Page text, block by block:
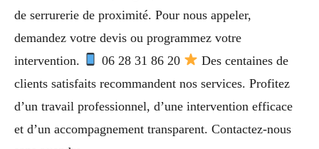
de serrurerie de proximité. Pour nous appeler,
demandez votre devis ou programmez votre
intervention.
06 28 31 86 20
Des centaines de
clients satisfaits recommandent nos services. Profitez
d’un travail professionnel, d’une intervention efficace
et d’un accompagnement transparent. Contactez-nous